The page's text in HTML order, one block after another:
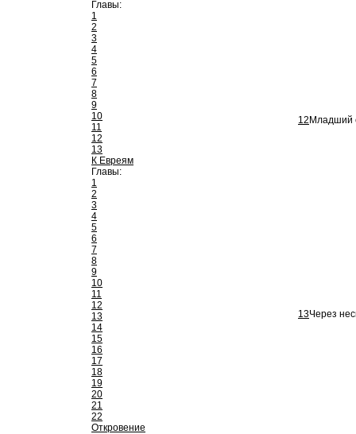
Главы:
1
2
3
4
5
6
7
8
9
10
11
12
13
К Евреям
Главы:
1
2
3
4
5
6
7
8
9
10
11
12
13
14
15
16
17
18
19
20
21
22
Откровение
12 Младший
13Через